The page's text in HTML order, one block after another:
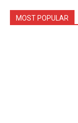
MOST POPULAR